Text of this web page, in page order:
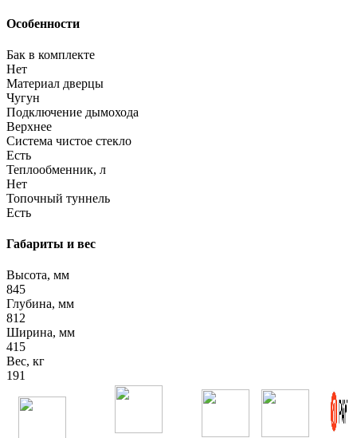
Особенности
Бак в комплекте
Нет
Материал дверцы
Чугун
Подключение дымохода
Верхнее
Система чистое стекло
Есть
Теплообменник, л
Нет
Топочный туннель
Есть
Габариты и вес
Высота, мм
845
Глубина, мм
812
Ширина, мм
415
Вес, кг
191